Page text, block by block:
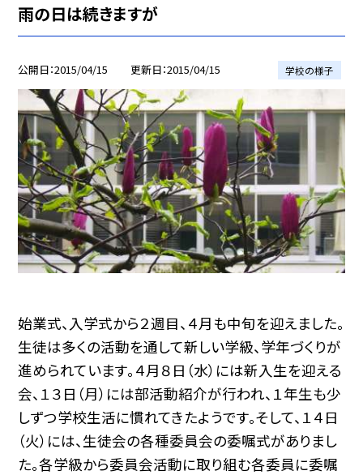
雨の日は続きますが
公開日 2015/04/15 更新日 2015/04/15 学校の様子
始業式、入学式から２週目、４月も中旬を迎えました。
生徒は多くの活動を通して新しい学級、学年づくりが
進められています。４月８日（水）には新入生を迎える
会、１３日（月）には部活動紹介が行われ、１年生も少
しずつ学校生活に慣れてきたようです。そして、１４日
（火）には、生徒会の各種委員会の委嘱式がありまし
た。各学級から委員会活動に取り組む各委員に委嘱